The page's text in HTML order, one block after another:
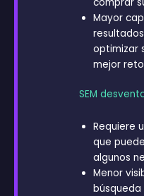
Mayor
optimizar
mejor
SEM
Requiere
que
algunos
Menor
búsqueda